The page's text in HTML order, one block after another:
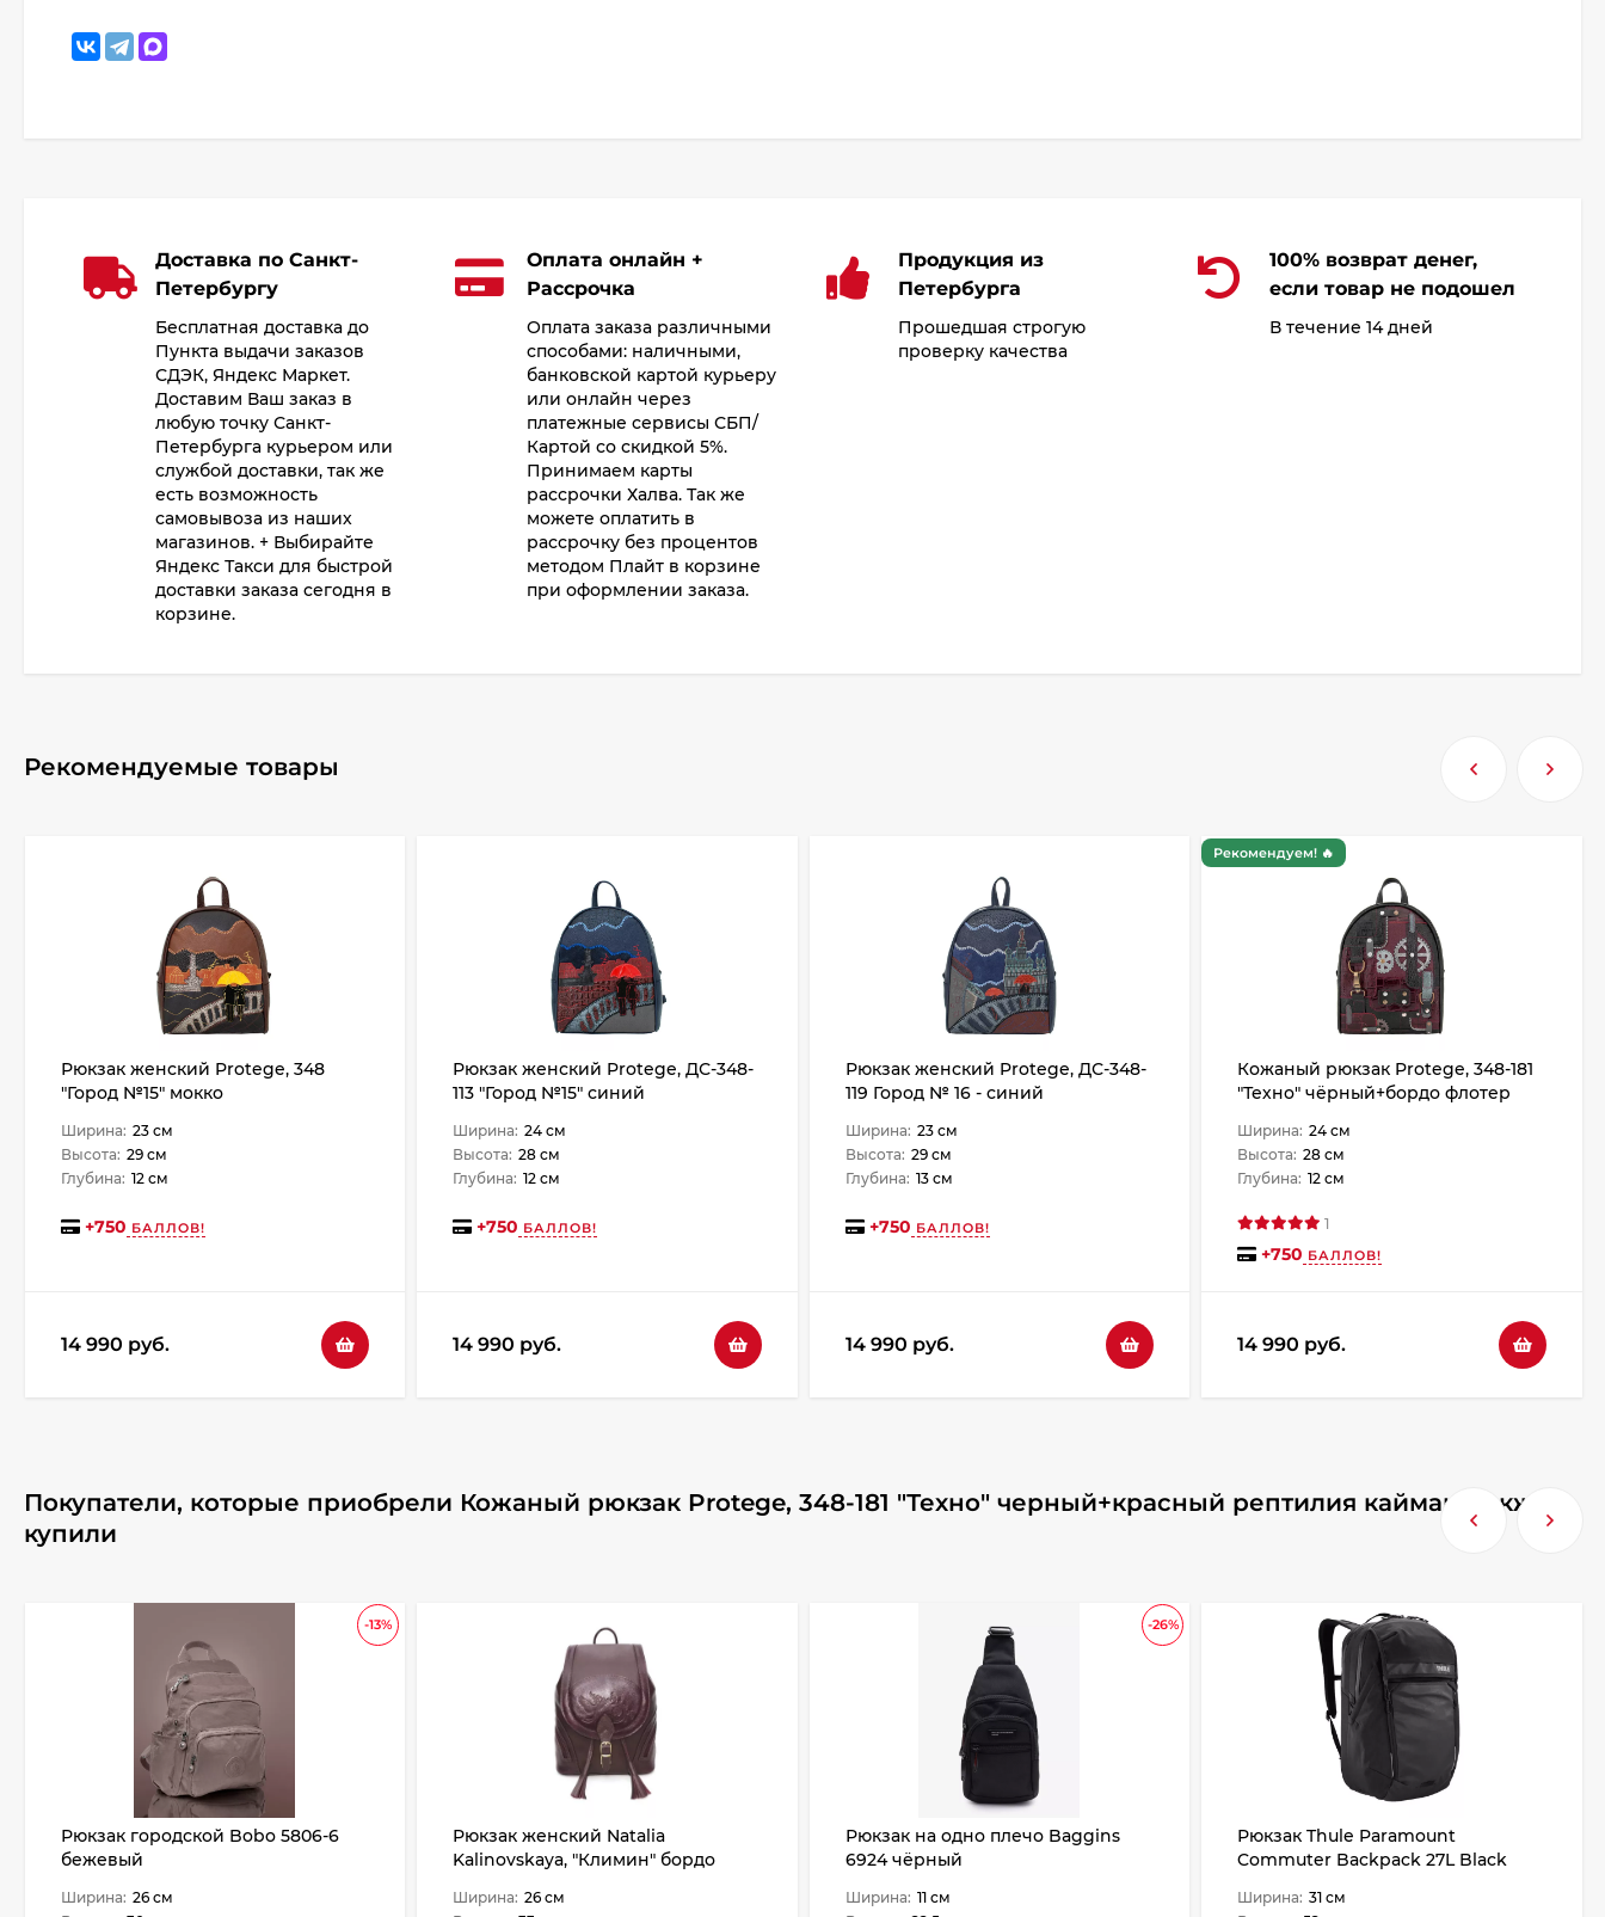
Доставка по Санкт-
Петербургу
Бесплатная доставка до
Пункта выдачи заказов
СДЭК, Яндекс Маркет.
Доставим Ваш заказ в
любую точку Санкт-
Петербурга курьером или
службой доставки, так же
есть возможность
самовывоза из наших
магазинов. + Выбирайте
Яндекс Такси для быстрой
доставки заказа сегодня в
корзине.
Оплата онлайн +
Рассрочка
Оплата заказа различными
способами: наличными,
банковской картой курьеру
или онлайн через
платежные сервисы СБП/
Картой со скидкой 5%.
Принимаем карты
рассрочки Халва. Так же
можете оплатить в
рассрочку без процентов
методом Плайт в корзине
при оформлении заказа.
Продукция из
Петербурга
Прошедшая строгую
проверку качества
100% возврат денег,
если товар не подошел
В течение 14 дней
Рекомендуемые товары
Рюкзак женский Protege, 348
"Город №15" мокко
Ширина: 23 см
Высота: 29 см
Глубина: 12 см
+750 БАЛЛОВ!
14 990 руб.
Рюкзак женский Protege, ДС-348-
113 "Город №15" синий
Ширина: 24 см
Высота: 28 см
Глубина: 12 см
+750 БАЛЛОВ!
14 990 руб.
Рюкзак женский Protege, ДС-348-
119 Город № 16 - синий
Ширина: 23 см
Высота: 29 см
Глубина: 13 см
+750 БАЛЛОВ!
14 990 руб.
Рекомендуем! 🔥
Кожаный рюкзак Protege, 348-181
"Техно" чёрный+бордо флотер
Ширина: 24 см
Высота: 28 см
Глубина: 12 см
1
+750 БАЛЛОВ!
14 990 руб.
Покупатели, которые приобрели Кожаный рюкзак Protege, 348-181 "Техно" черный+красный рептилия кайман, также
купили
-13%
Рюкзак городской Bobo 5806-6
бежевый
Ширина: 26 см
Рюкзак женский Natalia
Kalinovskaya, "Климин" бордо
Ширина: 26 см
-26%
Рюкзак на одно плечо Baggins
6924 чёрный
Ширина: 11 см
Рюкзак Thule Paramount
Commuter Backpack 27L Black
Ширина: 31 см